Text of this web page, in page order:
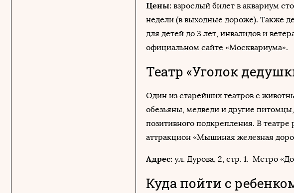
Цены: взрослый билет в аквариум
недели (в выходные дороже). Также
для детей до 3 лет, инвалидов и
официальном сайте «Москвариума».
Театр «Уголок
Один из старейших театров с
обезьяны, медведи и другие
позитивного подкрепления. В
аттракцион «Мышиная железная
Адрес: ул. Дурова, 2, стр. 1. Метро
Куда пойти с